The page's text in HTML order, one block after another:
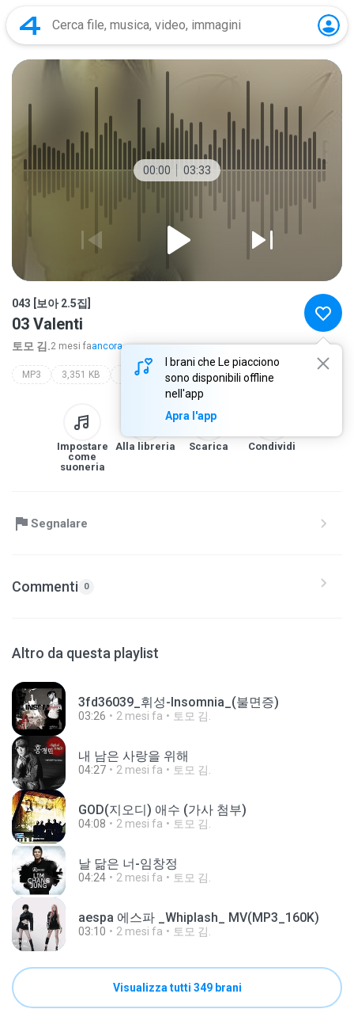
00:00 03:33
I brani che Le piacciono
sono disponibili offline
nell'app
Apra l'app
043 [보아 2.5집]
03 Valenti
토모 김.2 mesi faancora...
MP3 3,351 KB 043 [보아 2.5집]
Impostare
come
suoneria
Alla libreria Scarica Condividi
Segnalare
Commenti 0
Altro da questa playlist
3fd36039_휘성-Insomnia_(불면증)
03:26 2 mesi fa 토모 김.
내 남은 사랑을 위해
04:27 2 mesi fa 토모 김.
GOD(지오디) 애수 (가사 첨부)
04:08 2 mesi fa 토모 김.
날 닮은 너-임창정
04:24 2 mesi fa 토모 김.
aespa 에스파 _Whiplash_ MV(MP3_160K)
03:10 2 mesi fa 토모 김.
Visualizza tutti 349 brani